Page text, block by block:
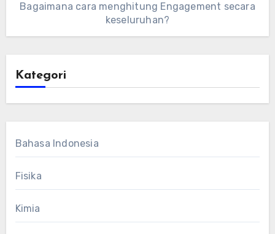
Bagaimana cara menghitung Engagement secara
keseluruhan?
Kategori
Bahasa Indonesia
Fisika
Kimia